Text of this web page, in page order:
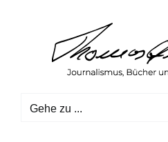
springen
Gehe zu ...